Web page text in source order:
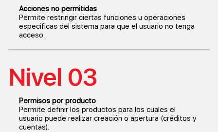
Acciones no permitidas
Permite restringir ciertas funciones u operaciones
especificas del sistema para que el usuario no tenga
acceso.
Nivel 03
Permisos por producto
Permite definir los productos para los cuales el
usuario puede realizar creación o apertura (créditos y
cuentas).